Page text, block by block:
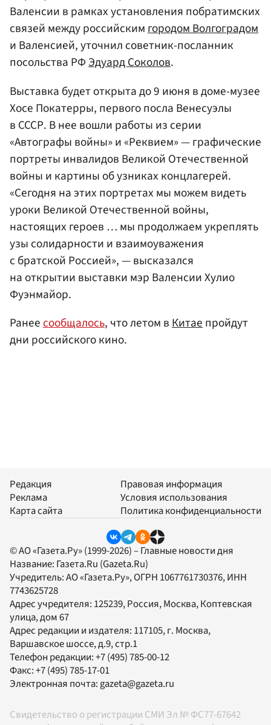
Валенсии в рамках установления побратимских
связей между российскимгородом Волгоградом
и Валенсией, уточнил советник-посланник
посольства РФЭдуард Соколов.
Выставка будет открыта до 9 июня в доме-музее
Хосе Покатерры, первого посла Венесуэлы
в СССР. В нее вошли работы из серии
«Автографы войны» и «Реквием» — графические
портреты инвалидов Великой Отечественной
войны и картины об узниках концлагерей.
«Сегодня на этих портретах мы можем видеть
уроки Великой Отечественной войны,
настоящих героев … мы продолжаем укреплять
узы солидарности и взаимоуважения
с братской Россией», — высказался
на открытии выставки мэр Валенсии Хулио
Фуэнмайор.
Ранеесообщалось, что летом вКитаепройдут
дни российского кино.
Редакция
Реклама
Карта сайта
Правовая информация
Условия использования
Политика конфиденциальности
© АО «Газета.Ру» (1999-2026) – Главные новости дня
Название: Газета.Ru (Gazeta.Ru)
Учредитель:АО «Газета.Ру», ОГРН 1067761730376, ИНН
7743625728
Адрес учредителя: 125239, Россия, Москва, Коптевская
улица, дом 67
Адрес редакции и издателя: 117105, г. Москва,
Варшавское шоссе, д.9, стр.1
Телефон редакции:+7 (495) 785-00-12
Факс:+7 (495) 785-17-01
Электронная почта:gazeta@gazeta.ru
Свидетельство о регистрации СМИ Эл № ФС77-67642